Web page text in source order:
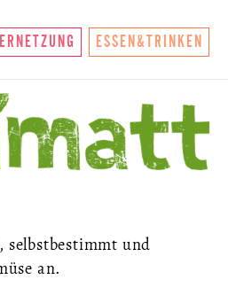
ESSEN&TRINKEN
selbstbestimmt und
an.